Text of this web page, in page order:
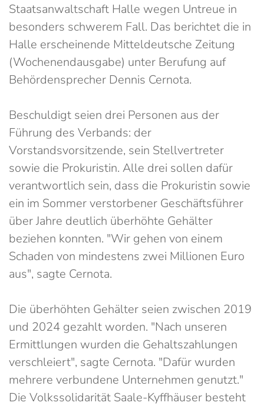
Staatsanwaltschaft Halle wegen Untreue in
besonders schwerem Fall. Das berichtet die in
Halle erscheinende Mitteldeutsche Zeitung
(Wochenendausgabe) unter Berufung auf
Behördensprecher Dennis Cernota.
Beschuldigt seien drei Personen aus der
Führung des Verbands: der
Vorstandsvorsitzende, sein Stellvertreter
sowie die Prokuristin. Alle drei sollen dafür
verantwortlich sein, dass die Prokuristin sowie
ein im Sommer verstorbener Geschäftsführer
über Jahre deutlich überhöhte Gehälter
beziehen konnten. "Wir gehen von einem
Schaden von mindestens zwei Millionen Euro
aus", sagte Cernota.
Die überhöhten Gehälter seien zwischen 2019
und 2024 gezahlt worden. "Nach unseren
Ermittlungen wurden die Gehaltszahlungen
verschleiert", sagte Cernota. "Dafür wurden
mehrere verbundene Unternehmen genutzt."
Die Volkssolidarität Saale-Kyffhäuser besteht